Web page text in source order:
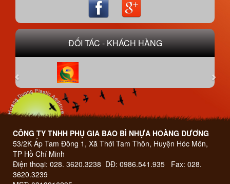
ĐỐI TÁC - KHÁCH HÀNG
Previous
CÔNG TY TNHH PHỤ GIA BAO BÌ NHỰA HOÀNG DƯƠNG
53/2K Ấp Tam Đông 1, Xã Thới Tam Thôn, Huyện Hóc Môn,
TP Hồ Chí Minh
Điện thoại: 028. 3620.3238 DĐ: 0986.541.935 Fax: 028.
3620.3239